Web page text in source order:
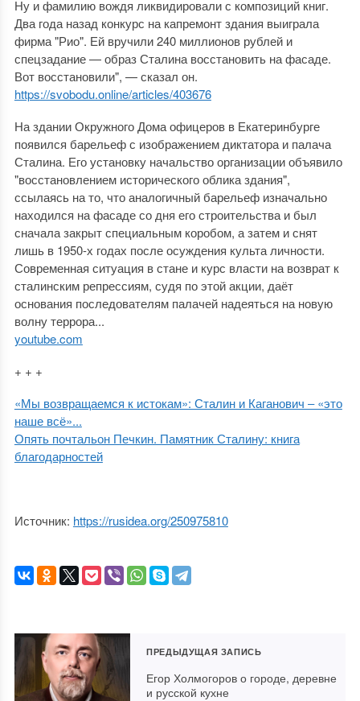
Ну и фамилию вождя ликвидировали с композиций книг.
Два года назад конкурс на капремонт здания выиграла
фирма "Рио". Ей вручили 240 миллионов рублей и
спецзадание — образ Сталина восстановить на фасаде.
Вот восстановили", — сказал он.
https://svobodu.online/articles/403676
На здании Окружного Дома офицеров в Екатеринбурге
появился барельеф с изображением диктатора и палача
Сталина. Его установку начальство организации объявило
"восстановлением исторического облика здания",
ссылаясь на то, что аналогичный барельеф изначально
находился на фасаде со дня его строительства и был
сначала закрыт специальным коробом, а затем и снят
лишь в 1950-х годах после осуждения культа личности.
Современная ситуация в стане и курс власти на возврат к
сталинским репрессиям, судя по этой акции, даёт
основания последователям палачей надеяться на новую
волну террора...
youtube.com
+ + +
«Мы возвращаемся к истокам»: Сталин и Каганович ‒ «это
наше всё»...
Опять почтальон Печкин. Памятник Сталину: книга
благодарностей
Источник: https://rusidea.org/250975810
ПРЕДЫДУЩАЯ ЗАПИСЬ
Егор Холмогоров о городе, деревне
и русской кухне